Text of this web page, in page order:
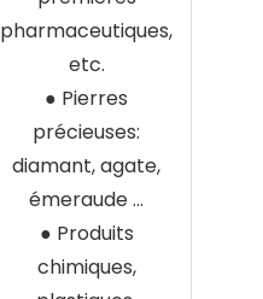
pharmaceutiques,
etc.
● Pierres
précieuses:
diamant, agate,
émeraude ...
● Produits
chimiques,